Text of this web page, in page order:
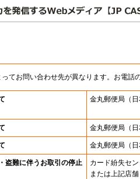
てお問い合わせ先が異なります。お電話
金丸郵便局 （
金丸郵便局 （
金丸郵便局 （
盗難に伴うお取引の停止
カード紛失セ
または上記店舗